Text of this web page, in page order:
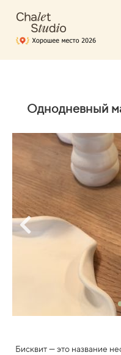
Однодневный
Бисквит — это название